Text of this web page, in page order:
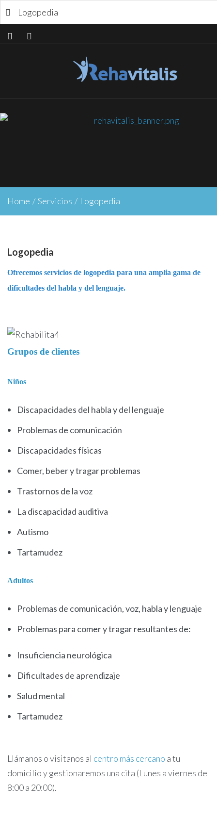
Logopedia
Home / Servicios / Logopedia
Logopedia
Ofrecemos servicios de logopedia para una amplia gama de
dificultades del habla y del lenguaje.
Grupos de clientes
Niños
Discapacidades del habla y del lenguaje
Problemas de comunicación
Discapacidades físicas
Comer, beber y tragar problemas
Trastornos de la voz
La discapacidad auditiva
Autismo
Tartamudez
Adultos
Problemas de comunicación, voz, habla y lenguaje
Problemas para comer y tragar resultantes de:
Insuficiencia neurológica
Dificultades de aprendizaje
Salud mental
Tartamudez
Llámanos o visitanos al centro más cercano a tu
domicilio y gestionaremos una cita (Lunes a viernes de
8:00 a 20:00).